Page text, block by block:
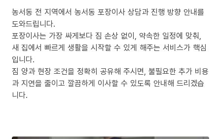
농서동 전 지역에서 농서동 포장이사 상담과 진행 방향 안내를
도와드립니다.
포장이사는 가장 싸게보다 짐 손상 없이, 약속한 일정에 맞춰,
새 집에서 빠르게 생활을 시작할 수 있게 해주는 서비스가 핵심
입니다.
짐 양과 현장 조건을 정확히 공유해 주시면, 불필요한 추가 비용
과 지연을 줄이고 깔끔하게 이사할 수 있도록 안내해 드리겠습
니다.